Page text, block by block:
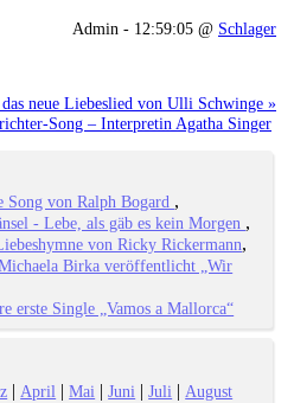
Admin - 12:59:05 @ Schlager
neue Liebeslied von Ulli Schwinge »
Song – Interpretin Agatha Singer
Song von Ralph Bogard
- Lebe, als gäb es kein Morgen
von Ricky Rickermann
Birka veröffentlicht „Wir
erste Single „Vamos a Mallorca“
| April |Mai |Juni |Juli | August